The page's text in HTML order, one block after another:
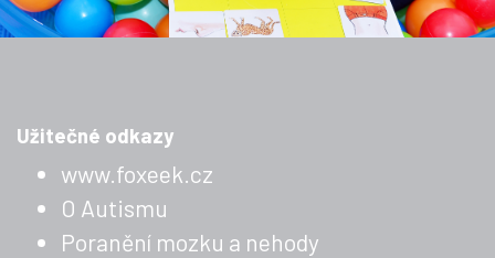
Užitečné odkazy
www.foxeek.cz
O Autismu
Poranění mozku a nehody